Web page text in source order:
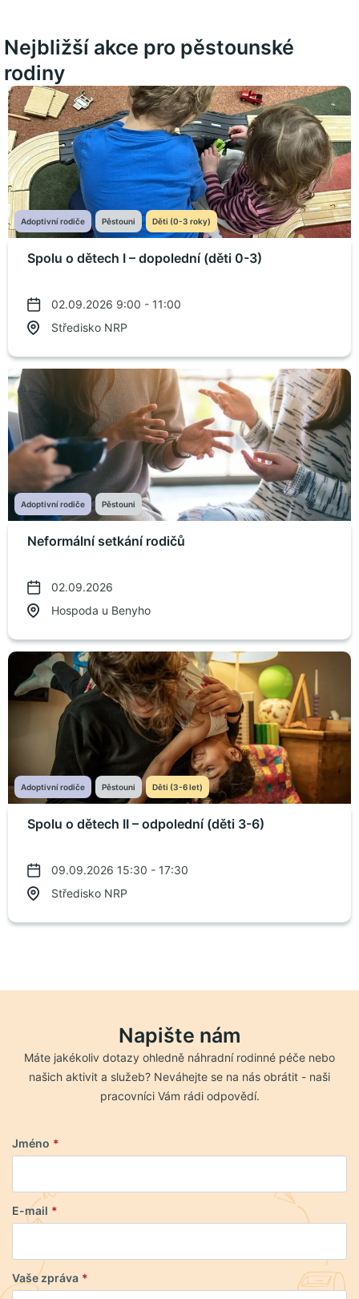
Nejbližší akce pro pěstounské
rodiny
Adoptivní rodiče Pěstouni Děti (0-3 roky)
Spolu o dětech I – dopolední (děti 0-3)
02.09.2026 9:00 - 11:00
Středisko NRP
Adoptivní rodiče Pěstouni
Neformální setkání rodičů
02.09.2026
Hospoda u Benyho
Adoptivní rodiče Pěstouni Děti (3-6 let)
Spolu o dětech II – odpolední (děti 3-6)
09.09.2026 15:30 - 17:30
Středisko NRP
Napište nám
Máte jakékoliv dotazy ohledně náhradní rodinné péče nebo
našich aktivit a služeb? Neváhejte se na nás obrátit - naši
pracovníci Vám rádi odpovědí.
Jméno *
E-mail *
Vaše zpráva *